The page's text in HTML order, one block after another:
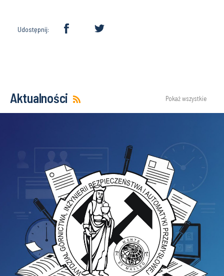
Udostępnij:
Aktualności Pokaż wszystkie